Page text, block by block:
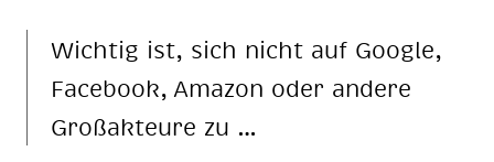
Wich­tig ist, sich nicht auf Goog­le,
Face­book, Ama­zon oder an­de­re
Groß­ak­teu­re zu …